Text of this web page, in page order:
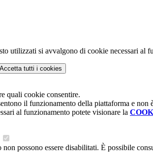
utilizzati si avvalgono di cookie necessari al
Accetta tutti i cookies
quali cookie consentire.
il funzionamento della piattaforma e non
al funzionamento potete visionare la
possono essere disabilitati. È possibile